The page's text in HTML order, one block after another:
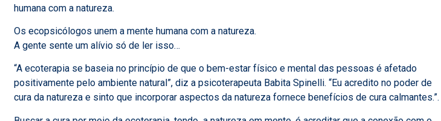
humana com a natureza.
Os ecopsicólogos unem a mente humana com a natureza.
A gente sente um alívio só de ler isso…
“A ecoterapia se baseia no princípio de que o bem-estar físico e mental das pessoas é afetado
positivamente pelo ambiente natural”, diz a psicoterapeuta Babita Spinelli. “Eu acredito no poder de
cura da natureza e sinto que incorporar aspectos da natureza fornece benefícios de cura calmantes.”.